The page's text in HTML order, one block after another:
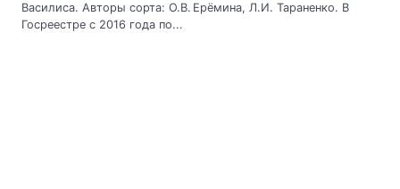
Василиса. Авторы сорта: О.В. Ерёмина, Л.И. Тараненко. В
Госреестре с 2016 года по...